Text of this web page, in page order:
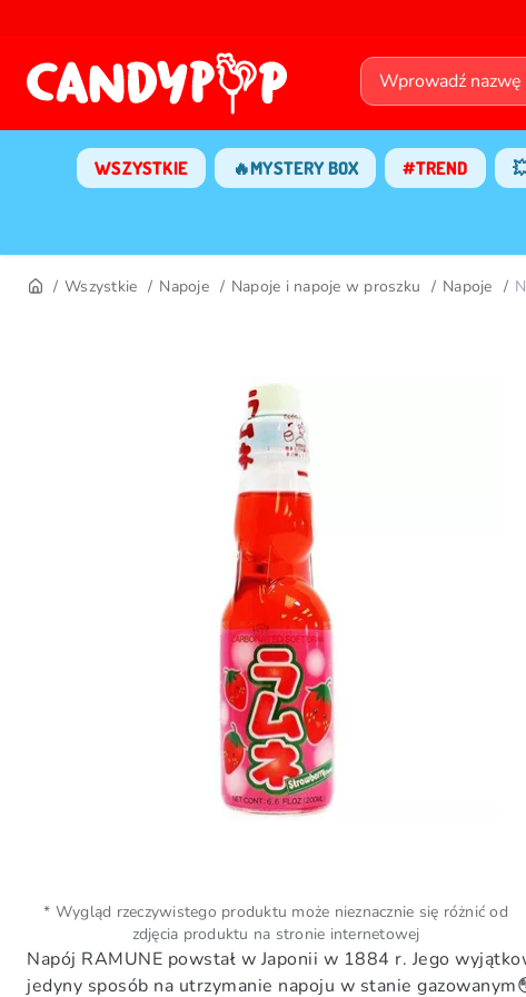
WSZYSTKIE 🔥MYSTERY BOX #TREND
Wszystkie Napoje Napoje i napoje w proszku Napoje
Napój RAMUNE powstał w Japonii w 1884 r. Jego
jedyny sposób na utrzymanie napoju w stanie
* Wygląd rzeczywistego produktu może nieznacznie się różnić od
zdjęcia produktu na stronie internetowej